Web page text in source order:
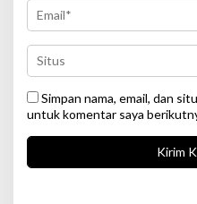
Simpan nama, email, dan
untuk komentar saya